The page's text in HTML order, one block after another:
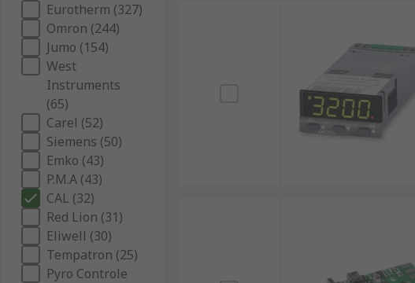
Eurotherm (327)
Omron (244)
Jumo (154)
West
Instruments
(65)
Carel (52)
Siemens (50)
Emko (43)
P.M.A (43)
CAL (32)
Red Lion (31)
Eliwell (30)
Tempatron (25)
Pyro Controle